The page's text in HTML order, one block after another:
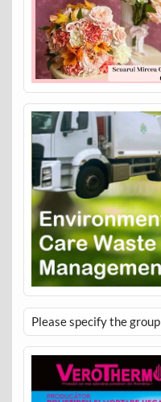
Please specify the group